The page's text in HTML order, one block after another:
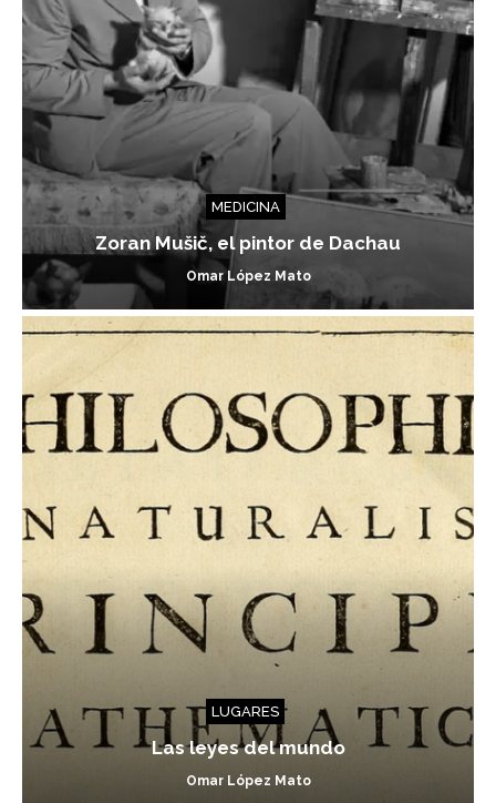
MEDICINA
Zoran Mušič, el pintor de Dachau
Omar López Mato
LUGARES
Las leyes del mundo
Omar López Mato